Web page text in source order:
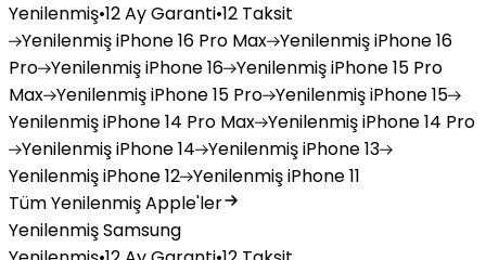
Yenilenmiş•12 Ay Garanti•12 Taksit
YenilenmişiPhone 16 Pro Max YenilenmişiPhone 16
Pro YenilenmişiPhone 16 YenilenmişiPhone 15 Pro
Max YenilenmişiPhone 15 Pro YenilenmişiPhone 15
YenilenmişiPhone 14 Pro Max YenilenmişiPhone 14 Pro
YenilenmişiPhone 14 YenilenmişiPhone 13
YenilenmişiPhone 12 YenilenmişiPhone 11
Tüm Yenilenmiş Apple'ler
Yenilenmiş Samsung